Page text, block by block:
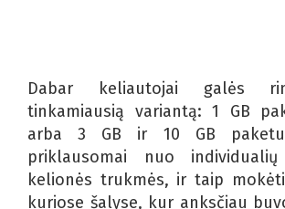
Dabar keliautojai galės
tinkamiausią variantą: 1 GB
arba 3 GB ir 10 GB
priklausomai nuo
kelionės trukmės, ir taip
kuriose šalyse, kur anksčiau